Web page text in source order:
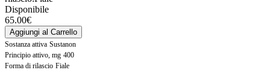
Disponibile
65.00€
Aggiungi al Carrello
Sostanza attiva Sustanon
Principio attivo, mg 400
Forma di rilascio Fiale